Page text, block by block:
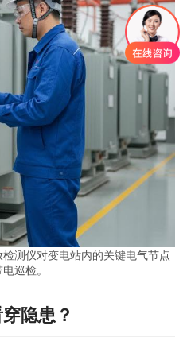
测仪对变电站内的关键电气节点
巡检。
隐患？